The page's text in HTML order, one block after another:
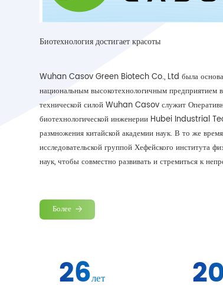
Биотехнология достигает красоты
Wuhan Casov Green Biotech Co., Ltd была
национальным высокотехнологичным предприятием
технической силой Wuhan Casov служит
биотехнологической инженерии Hubei Industrial
размножения китайской академии наук. В то же
исследовательской группой Хефейского института
наук, чтобы совместно развивать и стремиться к
Более
26лет